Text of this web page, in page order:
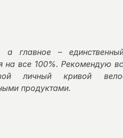
а главное –
на все 100%. Рекомендую
личный кривой
продуктами.